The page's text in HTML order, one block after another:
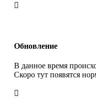

Обновление
В данное время
Скоро тут появятся
